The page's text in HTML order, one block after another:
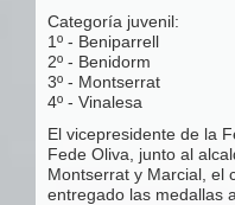
Categoría juvenil:
1º - Beniparrell
2º - Benidorm
3º - Montserrat
4º - Vinalesa
El vicepresidente de la
Fede Oliva, junto al
Montserrat y Marcial, el
entregado las medallas